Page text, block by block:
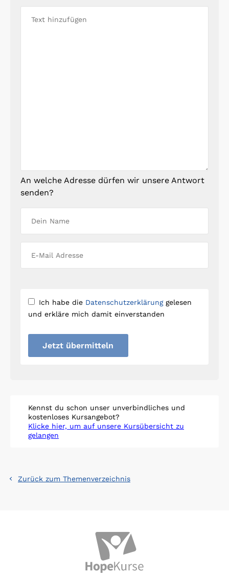
An welche Adresse dürfen wir unsere Antwort
senden?
Ich habe die Datenschutzerklärunggelesen
und erkläre mich damit einverstanden
Jetzt übermitteln
Kennst du schon unser unverbindliches und
kostenloses Kursangebot?
Klicke hier, um auf unsere Kursübersicht zu
gelangen
Zurück zum Themenverzeichnis